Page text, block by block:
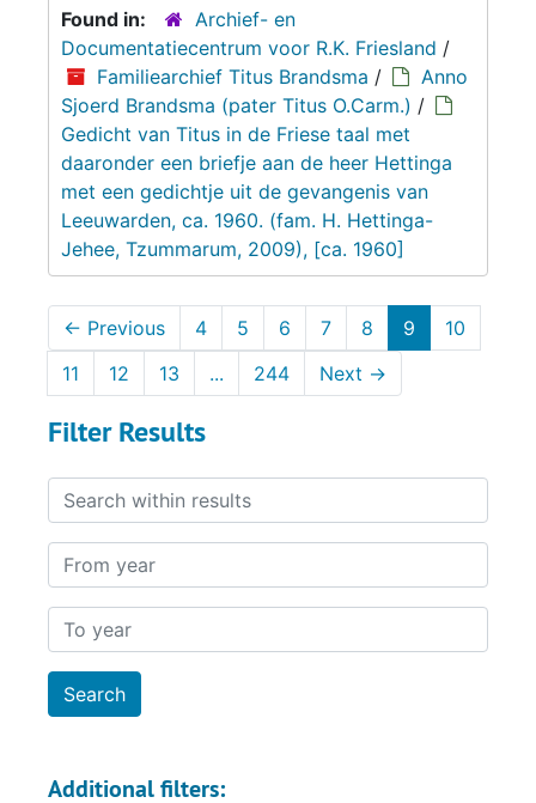
Found in:
Archief- en
Documentatiecentrum voor R.K. Friesland /
Familiearchief Titus Brandsma /
Anno
Sjoerd Brandsma (pater Titus O.Carm.) /
Gedicht van Titus in de Friese taal met
daaronder een briefje aan de heer Hettinga
met een gedichtje uit de gevangenis van
Leeuwarden, ca. 1960. (fam. H. Hettinga-
Jehee, Tzummarum, 2009), [ca. 1960]
← Previous 4 5 6 7 8 9
10
11
12 13 ... 244 Next →
Filter Results
Search within results
From year
To year
Additional filters: